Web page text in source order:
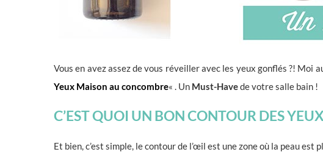
Vous en avez assez de vous réveiller avec les yeux gonflés ?! Moi
Yeux Maison au concombre« . Un Must-Havede votre salle bain !
C’EST QUOI UN BON CONTOUR DES
Et bien, c’est simple, le contour de l’œil est une zone où la peau